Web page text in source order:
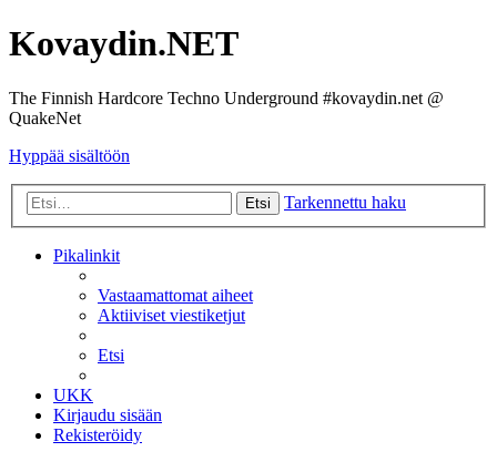
Kovaydin.NET
The Finnish Hardcore Techno Underground #kovaydin.net @
QuakeNet
Hyppää sisältöön
Etsi Tarkennettu haku
Pikalinkit
Vastaamattomat aiheet
Aktiiviset viestiketjut
Etsi
UKK
Kirjaudu sisään
Rekisteröidy